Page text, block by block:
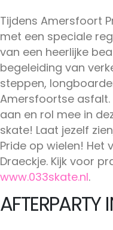
Tijdens Amersfoort
met een speciale
van een heerlijke
begeleiding van
steppen,
Amersfoortse asfalt.
aan en rol mee in
skate! Laat jezelf
Pride op wielen! Het
Draeckje. Kijk voor
www.033skate.nl.
AFTERPARTY